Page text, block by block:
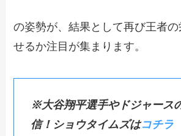
の姿勢が、結果として再び王者
せるか注目が集まります。
※大谷翔平選手やドジャース
信！ショウタイムズはコチラ